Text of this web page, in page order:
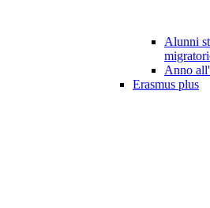
Alunni
Anno
Erasmus plus